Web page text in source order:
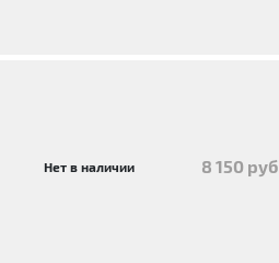
Нет в наличии 8 150 руб